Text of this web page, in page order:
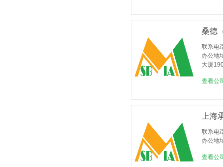
桑德
联系电
办公地
大厦
查看公
上海
联系电
办公地
查看公